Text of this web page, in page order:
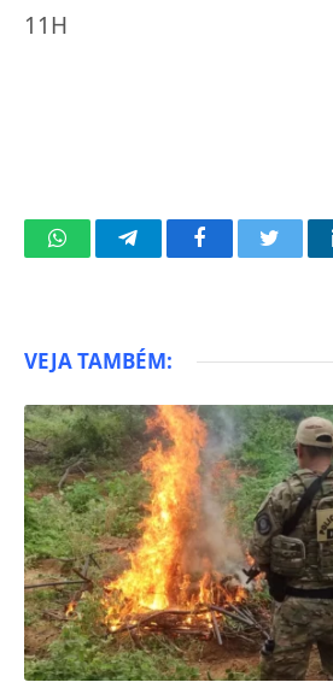
11H
WhatsAppTelegramFacebookTwitter
VEJA TAMBÉM: